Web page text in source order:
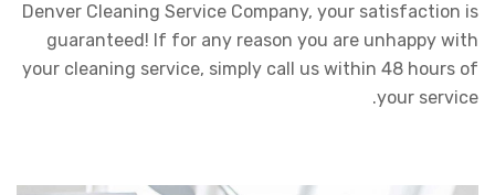
Denver Cleaning Service Company, your satisfaction is
guaranteed! If for any reason you are unhappy with
your cleaning service, simply call us within 48 hours of
your service.